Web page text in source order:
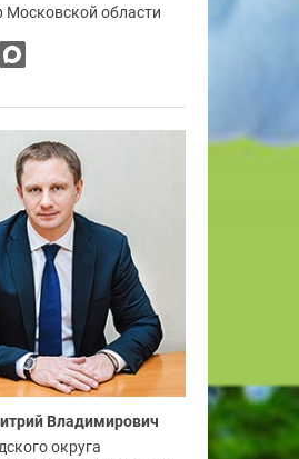
Московской области
Владимирович
округа